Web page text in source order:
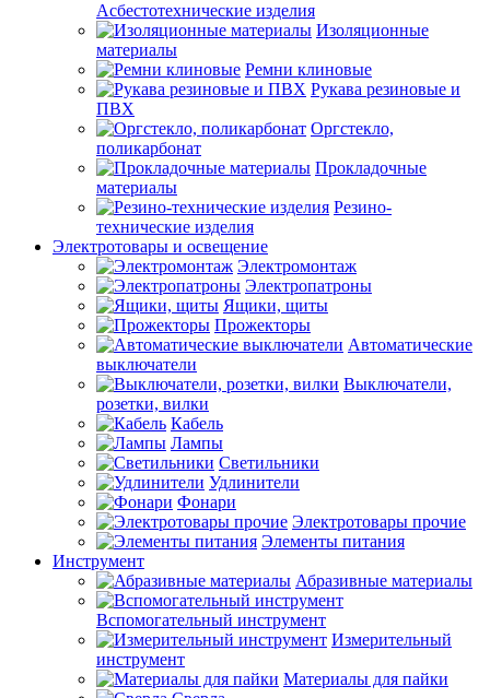
Асбестотехнические изделия
Изоляционные
материалы
Ремни клиновые
Рукава резиновые и
ПВХ
Оргстекло,
поликарбонат
Прокладочные
материалы
Резино-
технические изделия
Электротовары и освещение
Электромонтаж
Электропатроны
Ящики, щиты
Прожекторы
Автоматические
выключатели
Выключатели,
розетки, вилки
Кабель
Лампы
Светильники
Удлинители
Фонари
Электротовары прочие
Элементы питания
Инструмент
Абразивные материалы
Вспомогательный инструмент
Измерительный
инструмент
Материалы для пайки